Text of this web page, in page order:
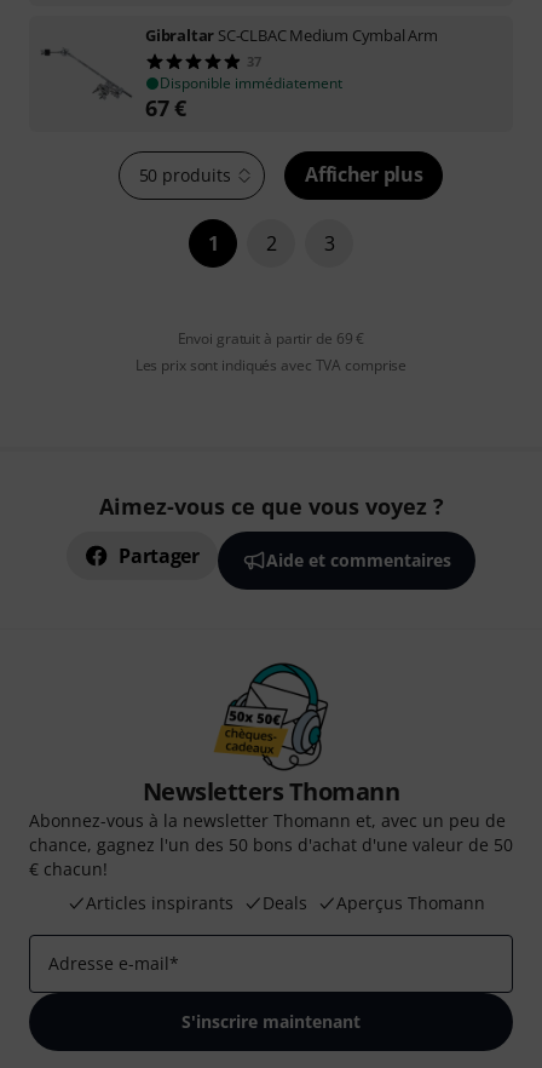
Gibraltar SC-CLBAC Medium Cymbal Arm
37
Disponible immédiatement
67€
50 produits Afficher plus
1 2 3
Envoi gratuit à partir de 69 €
Les prix sont indiqués avec TVA comprise
Aimez-vous ce que vous voyez ?
Partager Aide et commentaires
Newsletters Thomann
Abonnez-vous à la newsletter Thomann et, avec un peu de
chance, gagnez l'un des 50 bons d'achat d'une valeur de 50
€ chacun!
Articles inspirants
Deals Aperçus Thomann
Adresse e-mail*
S'inscrire maintenant